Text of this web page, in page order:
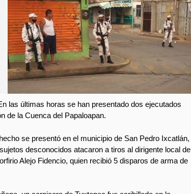
las últimas horas se han presentado dos ejecutados
de la Cuenca del Papaloapan.
se presentó en el municipio de San Pedro Ixcatlán,
desconocidos atacaron a tiros al dirigente local de
Alejo Fidencio, quien recibió 5 disparos de arma de